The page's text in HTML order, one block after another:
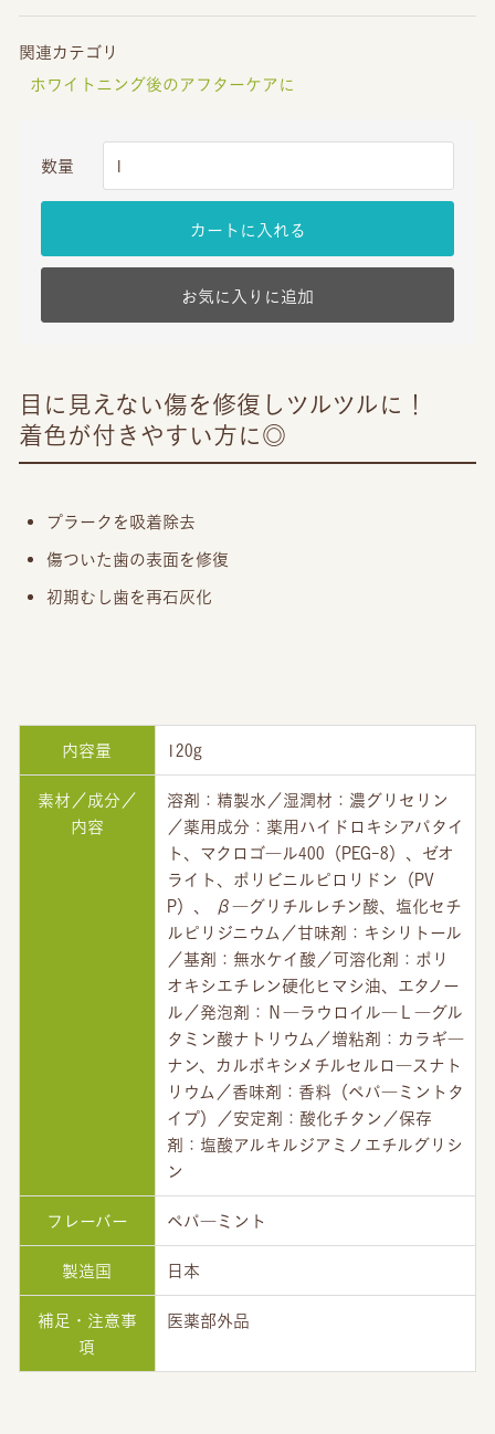
関連カテゴリ
ホワイトニング後のアフターケアに
数量
カートに入れる
お買い物を続ける カートへ進む
お気に入りに追加
目に見えない傷を修復しツルツルに！
着色が付きやすい方に◎
プラークを吸着除去
傷ついた歯の表面を修復
初期むし歯を再石灰化
内容量 120g
素材／成分／
内容
溶剤：精製水／湿潤材：濃グリセリン
／薬用成分：薬用ハイドロキシアパタイ
ト、マクロゴ―ル400（PEG-8）、ゼオ
ライト、ポリビニルピロリドン（PV
P）、 β―グリチルレチン酸、塩化セチ
ルピリジニウム／甘味剤：キシリトール
／基剤：無水ケイ酸／可溶化剤：ポリ
オキシエチレン硬化ヒマシ油、エタノー
ル／発泡剤：Ｎ―ラウロイル―Ｌ―グル
タミン酸ナトリウム／増粘剤：カラギ―
ナン、カルボキシメチルセルロ―スナト
リウム／香味剤：香料（ペパ―ミントタ
イプ）／安定剤：酸化チタン／保存
剤：塩酸アルキルジアミノエチルグリシ
ン
フレーバー ペパ―ミント
製造国 日本
補足・注意事
項
医薬部外品